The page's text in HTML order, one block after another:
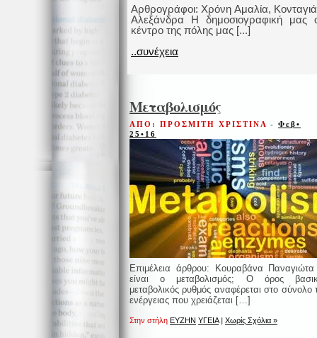
Αρθρογράφοι: Χρόνη Αμαλία,
Αλεξάνδρα Η δημοσιογραφική μας
κέντρο της πόλης μας [...]
..συνέχεια
Μεταβολισμός
ΑΠΟ: ΠΡΟΣΜΙΤΗ ΧΡΙΣΤΙΝΑ - Φεβ•
25•16
Επιμέλεια άρθρου: Κουραβάνα Παναγιώτα
είναι ο μεταβολισμός; Ο όρος
μεταβολικός ρυθμός αναφέρεται στο σύνολο
ενέργειας που χρειάζεται […]
Στην στήλη ΕΥΖΗΝ ΥΓΕΙΑ | Χωρίς Σχόλια »